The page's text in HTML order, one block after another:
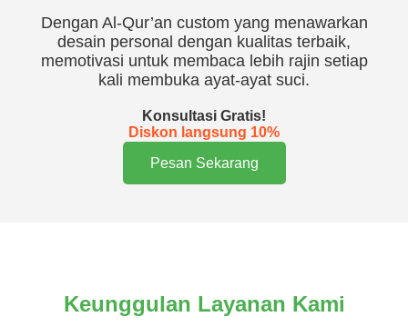
Dengan Al-Qur’an custom yang menawarkan
desain personal dengan kualitas terbaik,
memotivasi untuk membaca lebih rajin setiap
kali membuka ayat-ayat suci.
Konsultasi Gratis!
Diskon langsung 10%
Pesan Sekarang
Keunggulan Layanan Kami